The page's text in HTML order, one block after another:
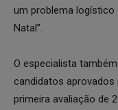
um problema logístico
Natal”.
O especialista
candidatos
primeira avaliação de